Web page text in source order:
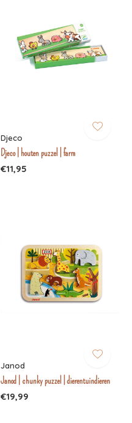
Djeco
Djeco | houten puzzel | farm
€11,95
Janod
Janod | chunky puzzel | dierentuindieren
€19,99